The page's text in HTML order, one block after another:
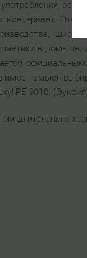
консервант. Это
в
имеет смысл
РЕ 9010.
длительного